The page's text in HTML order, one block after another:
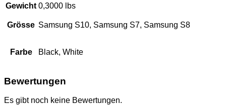
Gewicht 0,3000 lbs
Grösse Samsung S10, Samsung S7, Samsung S8
Farbe Black, White
Bewertungen
Es gibt noch keine Bewertungen.